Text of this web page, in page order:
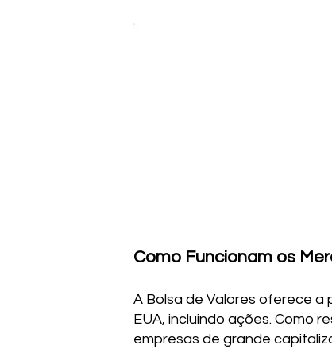
Como Funcionam os
A Bolsa de Valores oferece
EUA, incluindo ações. Como
empresas de grande